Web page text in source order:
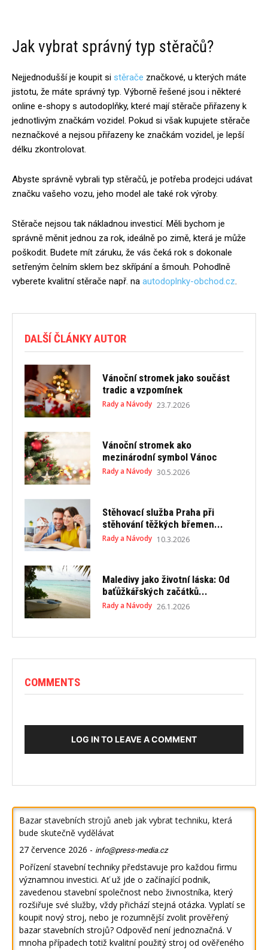
Jak vybrat správný typ stěračů?
Nejjednodušší je koupit si stěrače značkové, u kterých máte
jistotu, že máte správný typ. Výborně řešené jsou i některé
online e-shopy s autodoplňky, které mají stěrače přiřazeny k
jednotlivým značkám vozidel. Pokud si však kupujete stěrače
neznačkové a nejsou přiřazeny ke značkám vozidel, je lepší
délku zkontrolovat.
Abyste správně vybrali typ stěračů, je potřeba prodejci udávat
značku vašeho vozu, jeho model ale také rok výroby.
Stěrače nejsou tak nákladnou investicí. Měli bychom je
správně měnit jednou za rok, ideálně po zimě, která je může
poškodit. Budete mít záruku, že vás čeká rok s dokonale
setřeným čelním sklem bez skřípání a šmouh. Pohodlně
vyberete kvalitní stěrače např. na autodoplnky-obchod.cz.
DALŠÍ ČLÁNKY AUTOR
Vánoční stromek jako součást
tradic a vzpomínek
Rady a Návody 23.7.2026
Vánoční stromek ako
mezinárodní symbol Vánoc
Rady a Návody 30.5.2026
Stěhovací služba Praha při
stěhování těžkých břemen...
Rady a Návody 10.3.2026
Maledivy jako životní láska: Od
baťůžkářských začátků...
Rady a Návody 26.1.2026
COMMENTS
LOG IN TO LEAVE A COMMENT
Bazar stavebních strojů aneb jak vybrat techniku, která
bude skutečně vydělávat
27 července 2026 - info@press-media.cz
Pořízení stavební techniky představuje pro každou firmu
významnou investici. Ať už jde o začínající podnik,
zavedenou stavební společnost nebo živnostníka, který
rozšiřuje své služby, vždy přichází stejná otázka. Vyplatí se
koupit nový stroj, nebo je rozumnější zvolit prověřený
bazar stavebních strojů? Odpověď není jednoznačná. V
mnoha případech totiž kvalitní použitý stroj od ověřeného